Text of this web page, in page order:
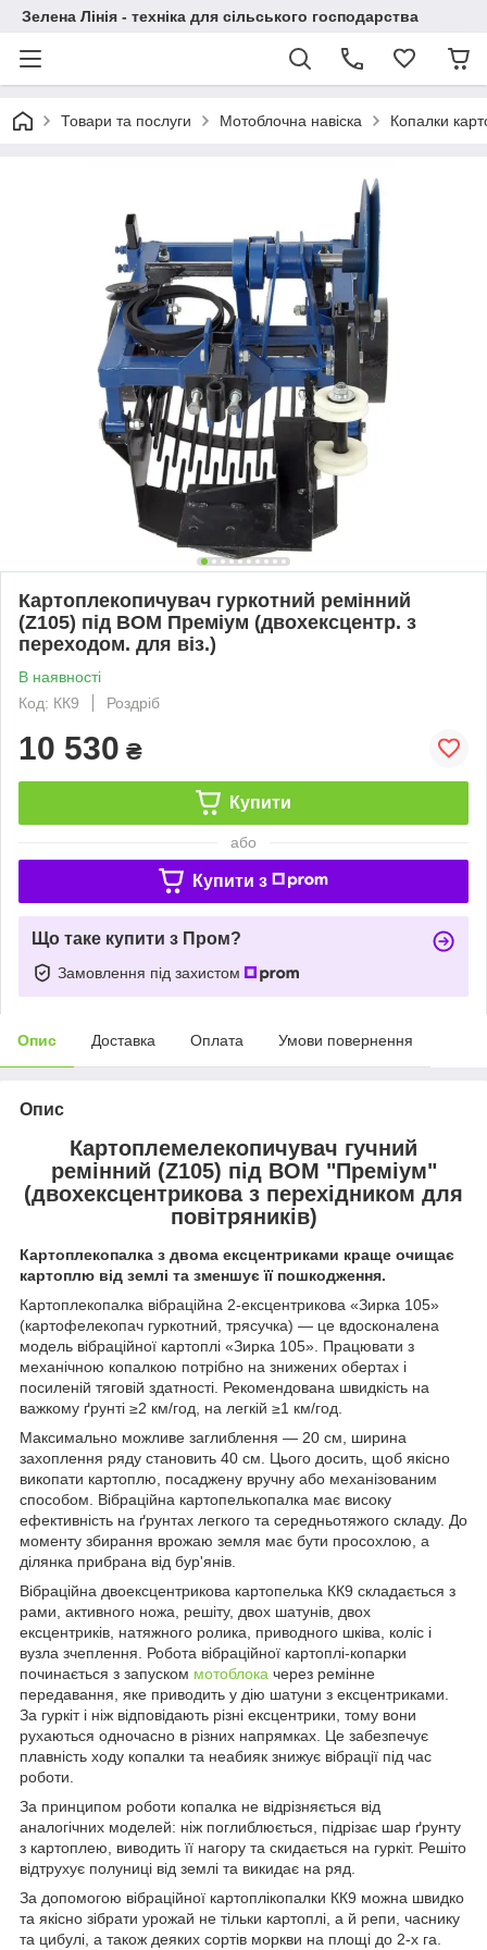
Зелена Лінія - техніка для сільського господарства
Товари та послуги Мотоблочна навіска Копалки
Картоплекопичувач гуркотний ремінний
(Z105) під ВОМ Преміум (двохексцентр. з
переходом. для віз.)
В наявності
Код: КК9
Роздріб
10 530 ₴
Купити
або
Купити з
Що таке купити з Пром?
Замовлення під захистом
Опис Доставка Оплата Умови повернення
Опис
Картоплемелекопичувач гучний
ремінний (Z105) під ВОМ "Преміум"
(двохексцентрикова з перехідником для
повітряників)
Картоплекопалка з двома ексцентриками краще очищає
картоплю від землі та зменшує її пошкодження.
Картоплекопалка вібраційна 2-ексцентрикова «Зирка 105»
(картофелекопач гуркотний, трясучка) — це вдосконалена
модель вібраційної картоплі «Зирка 105». Працювати з
механічною копалкою потрібно на знижених обертах і
посиленій тяговій здатності. Рекомендована швидкість на
важкому ґрунті ≥2 км/год, на легкій ≥1 км/год.
Максимально можливе заглиблення — 20 см, ширина
захоплення ряду становить 40 см. Цього досить, щоб якісно
викопати картоплю, посаджену вручну або механізованим
способом. Вібраційна картопелькопалка має високу
ефективність на ґрунтах легкого та середньотяжого складу. До
моменту збирання врожаю земля має бути просохлою, а
ділянка прибрана від бур'янів.
Вібраційна двоексцентрикова картопелька КК9 складається з
рами, активного ножа, решіту, двох шатунів, двох
ексцентриків, натяжного ролика, приводного шківа, коліс і
вузла зчеплення. Робота вібраційної картоплі-копарки
починається з запуском мотоблока через ремінне
передавання, яке приводить у дію шатуни з ексцентриками.
За гуркіт і ніж відповідають різні ексцентрики, тому вони
рухаються одночасно в різних напрямках. Це забезпечує
плавність ходу копалки та неабияк знижує вібрації під час
роботи.
За принципом роботи копалка не відрізняється від
аналогічних моделей: ніж поглиблюється, підрізає шар ґрунту
з картоплею, виводить її нагору та скидається на гуркіт. Решіто
відтрухує полуниці від землі та викидає на ряд.
За допомогою вібраційної картоплікопалки КК9 можна швидко
та якісно зібрати урожай не тільки картоплі, а й репи, часнику
та цибулі, а також деяких сортів моркви на площі до 2-х га.